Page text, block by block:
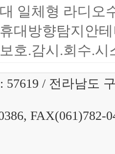
대 일체형 라디오
휴대방향탐지안
보호.감시.회수.
57619 / 전라남도
FAX(061)782-